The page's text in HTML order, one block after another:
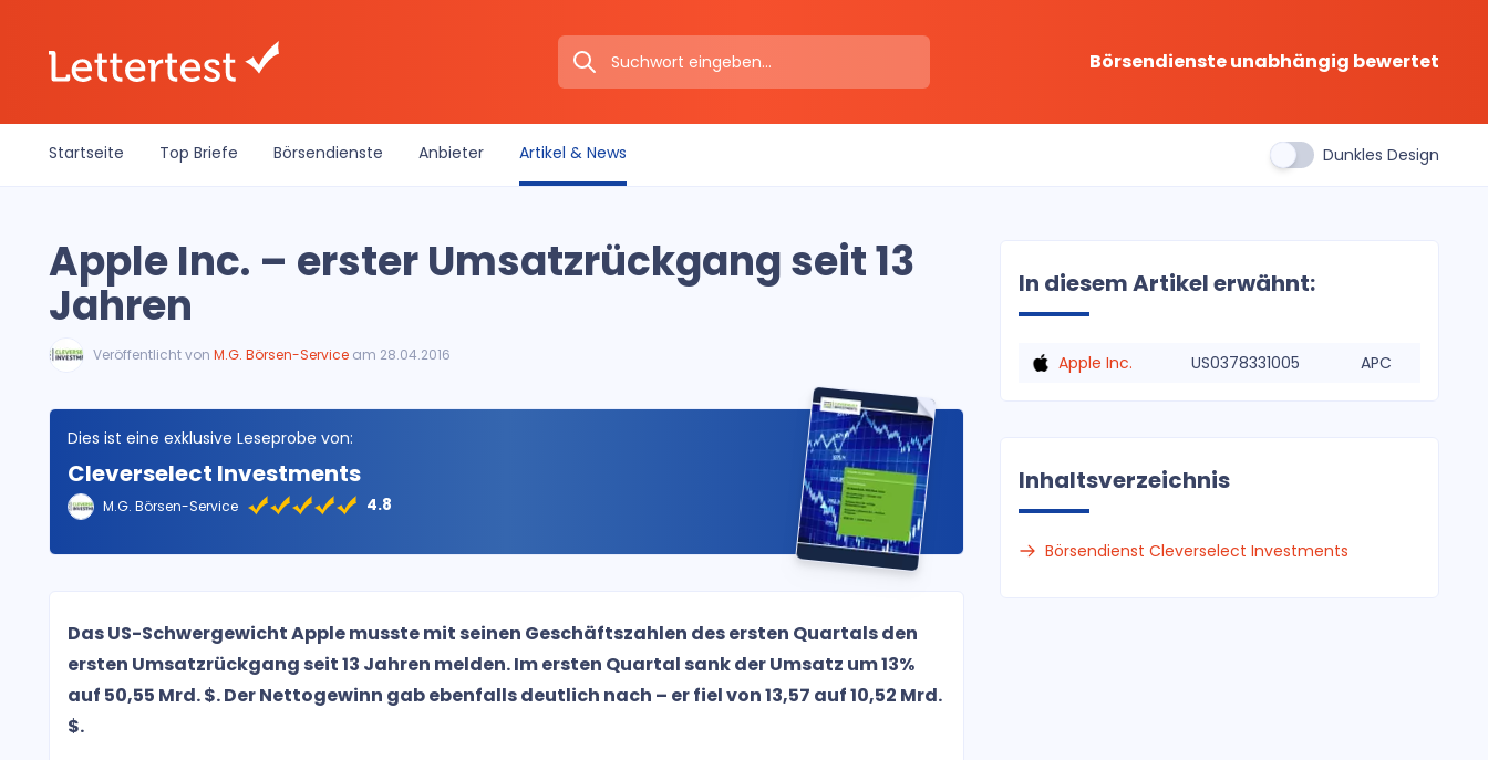
Börsendienste unabhängig bewertet
Startseite Top Briefe Börsendienste Anbieter Artikel & News Dunkles Design
Apple Inc. – erster Umsatzrückgang seit 13
Jahren
Veröffentlicht von M.G. Börsen-Service am 28.04.2016
Dies ist eine exklusive Leseprobe von:
Cleverselect Investments
M.G. Börsen-Service 4.8
Das US-Schwergewicht Apple musste mit seinen Geschäftszahlen des ersten Quartals den
ersten Umsatzrückgang seit 13 Jahren melden. Im ersten Quartal sank der Umsatz um 13%
auf 50,55 Mrd. $. Der Nettogewinn gab ebenfalls deutlich nach – er fiel von 13,57 auf 10,52 Mrd.
$.
In diesem Artikel erwähnt:
Apple Inc. US0378331005 APC
Inhaltsverzeichnis
Börsendienst Cleverselect Investments